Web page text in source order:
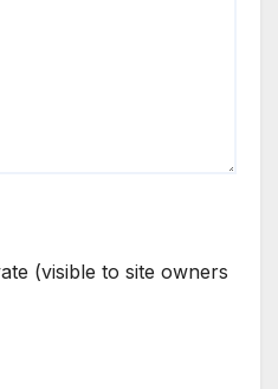
(visible to site owners